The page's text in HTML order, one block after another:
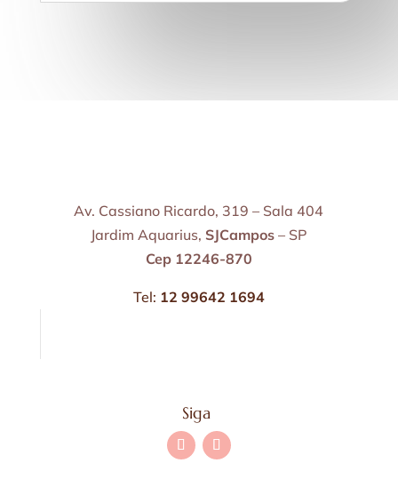
Av. Cassiano Ricardo, 319 – Sala 404
Jardim Aquarius, SJCampos – SP
Cep 12246-870
Tel: 12 99642 1694
Siga